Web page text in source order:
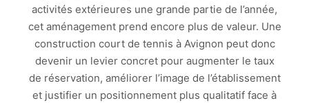
activités extérieures une grande partie de l’année,
cet aménagement prend encore plus de valeur. Une
construction court de tennis à Avignon peut donc
devenir un levier concret pour augmenter le taux
de réservation, améliorer l’image de l’établissement
et justifier un positionnement plus qualitatif face à